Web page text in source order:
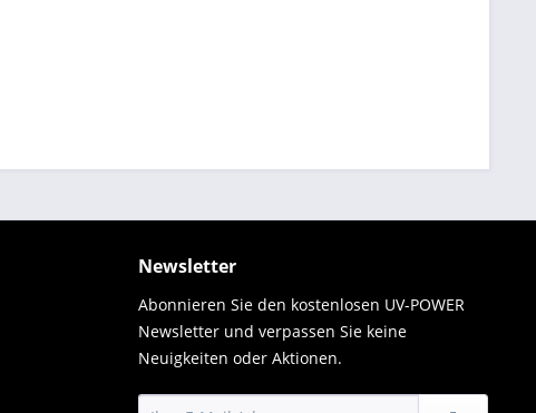
Newsletter
Abonnieren Sie den kostenlosen UV-POWER
Newsletter und verpassen Sie keine
Neuigkeiten oder Aktionen.